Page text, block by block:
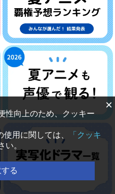
×
性向上のため、クッキー
用に関しては、
「クッキ
い。
る